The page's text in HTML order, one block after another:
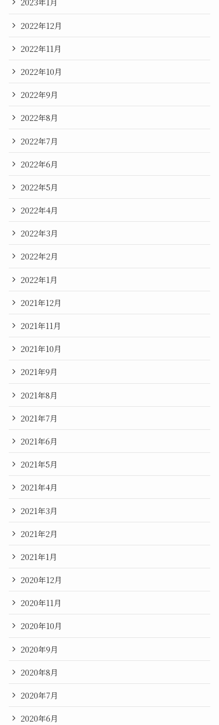
2022年12月
2022年11月
2022年10月
2022年9月
2022年8月
2022年7月
2022年6月
2022年5月
2022年4月
2022年3月
2022年2月
2022年1月
2021年12月
2021年11月
2021年10月
2021年9月
2021年8月
2021年7月
2021年6月
2021年5月
2021年4月
2021年3月
2021年2月
2021年1月
2020年12月
2020年11月
2020年10月
2020年9月
2020年8月
2020年7月
2020年6月